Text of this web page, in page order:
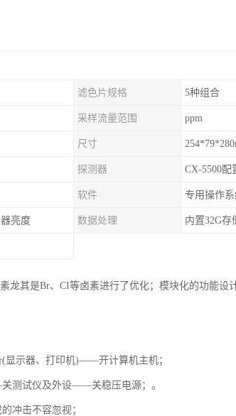
滤色片规格 5种组合
采样流量范围 ppm
尺寸
探测器 CX-5500配
软件 专用操作
亮度 数据处理 内置32G存
龙其是Br、CI等卤素进行了优化；模块化的功能设
示器、打印机)——开计算机主机；
测试仪及外设——关稳压电源；。
冲击不容忽视；